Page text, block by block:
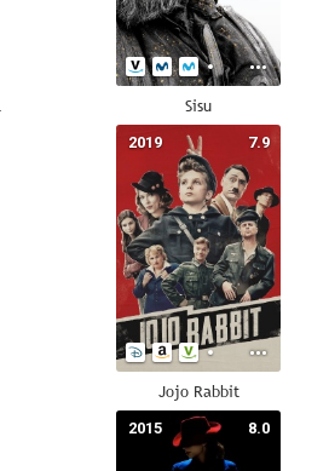
Sisu
7.9
2019
Jojo Rabbit
8.0
2015